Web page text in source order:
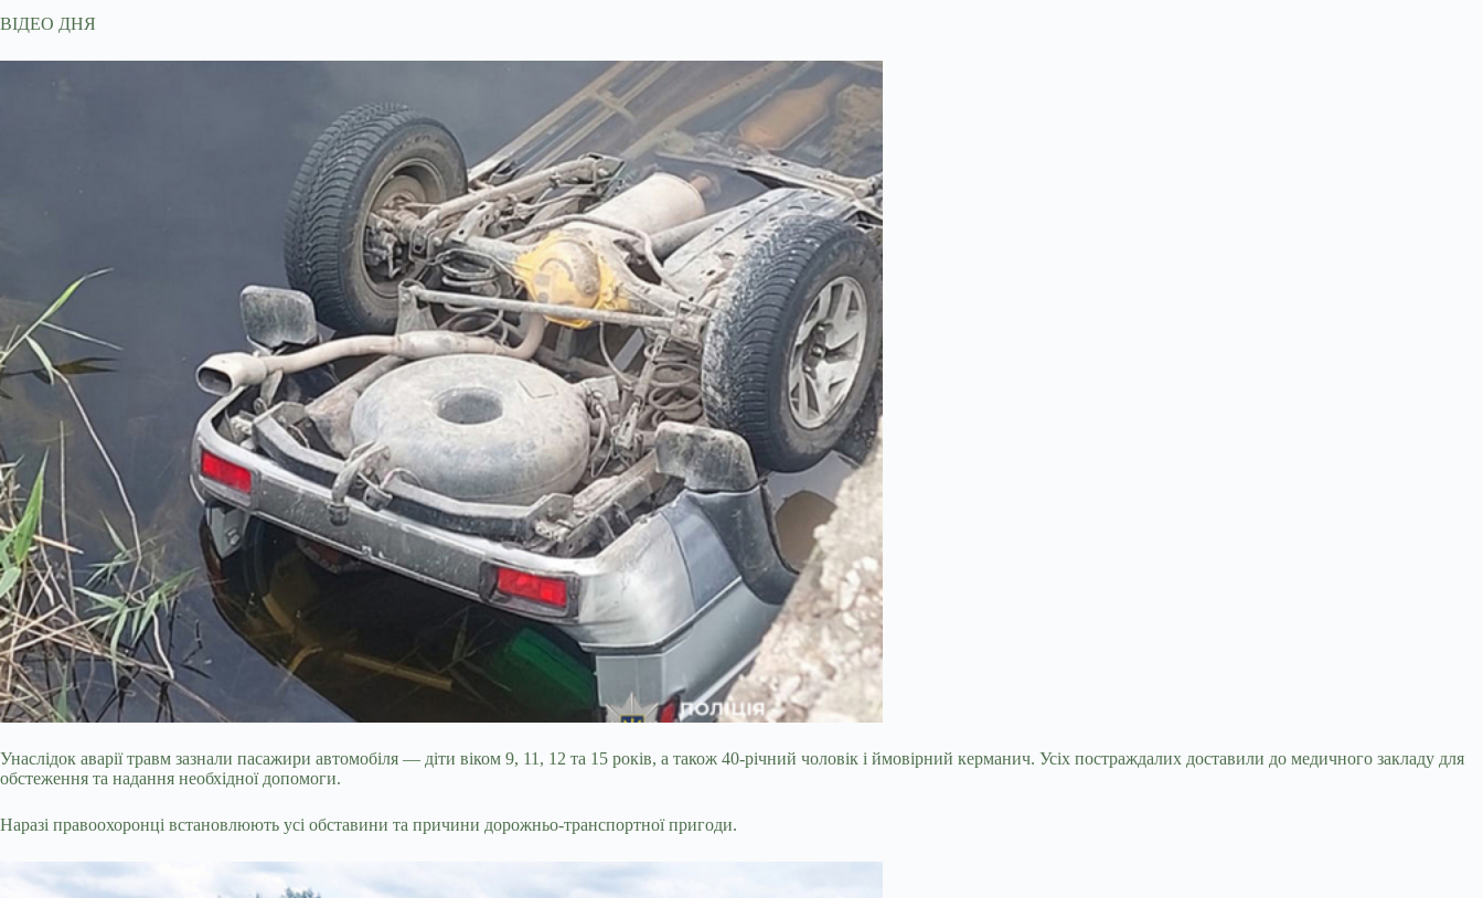
ВІДЕО ДНЯ
Унаслідок аварії травм зазнали пасажири автомобіля — діти віком 9, 11, 12 та 15 років, а також 40-річний чоловік і ймовірний керманич. Усіх постраждалих доставили до медичного закладу для
обстеження та надання необхідної допомоги.
Наразі правоохоронці встановлюють усі обставини та причини дорожньо-транспортної пригоди.